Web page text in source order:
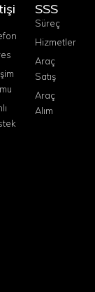
SSS
Süreç
Hizmetler
Araç
Satış
Araç
Alım